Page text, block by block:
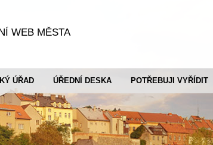
WEB MĚSTA
ÚŘAD ÚŘEDNÍ DESKA POTŘEBUJI VYŘÍDIT